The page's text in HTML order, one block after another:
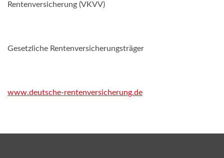
Rentenversicherung (VKVV)
Gesetzliche Rentenversicherungsträger
www.deutsche-rentenversicherung.de